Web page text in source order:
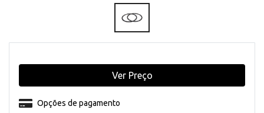
Opções de pagamento
Ver Preço